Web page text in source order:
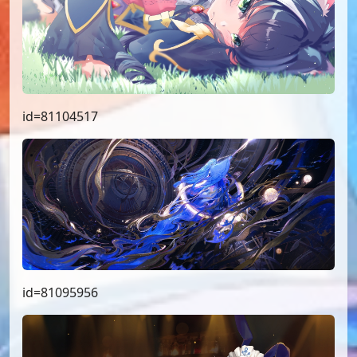
id=81104517
id=81095956